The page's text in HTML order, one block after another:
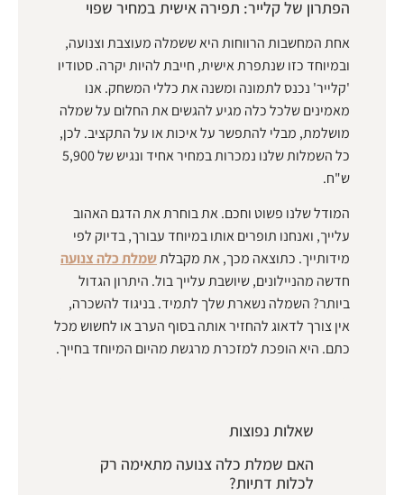
הפתרון של קלייר: תפירה אישית במחיר שפוי
אחת המחשבות הרווחות היא ששמלה מעוצבת וצנועה,
ובמיוחד כזו שנתפרת אישית, חייבת להיות יקרה. סטודיו
'קלייר' נכנס לתמונה ומשנה את כללי המשחק. אנו
מאמינים שלכל כלה מגיע להגשים את החלום על שמלה
מושלמת, מבלי להתפשר על איכות או על התקציב. לכן,
כל השמלות שלנו נמכרות במחיר אחיד ונגיש של 5,900
ש"ח.
המודל שלנו פשוט וחכם. את בוחרת את הדגם האהוב
עלייך, ואנחנו תופרים אותו במיוחד עבורך, בדיוק לפי
מידותייך. כתוצאה מכך, את מקבלתשמלת כלה צנועה
חדשה מהניילונים, שיושבת עלייך בול. היתרון הגדול
ביותר? השמלה נשארת שלך לתמיד. בניגוד להשכרה,
אין צורך לדאוג להחזיר אותה בסוף הערב או לחשוש מכל
כתם. היא הופכת למזכרת מרגשת מהיום המיוחד בחייך.
שאלות נפוצות
האם שמלת כלה צנועה מתאימה רק
לכלות דתיות?